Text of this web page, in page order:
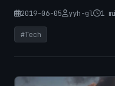
2019-06-05 yyh-gl 1
#Tech